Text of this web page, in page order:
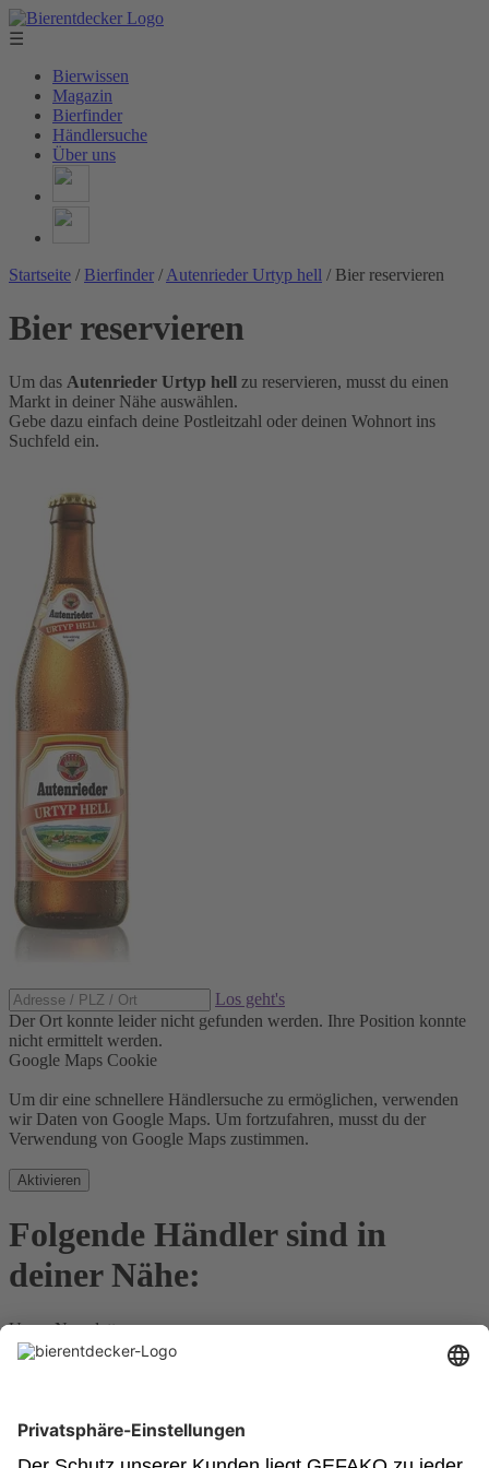
☰
Bierwissen
Magazin
Bierfinder
Händlersuche
Über uns
Startseite / Bierfinder / Autenrieder Urtyp hell / Bier reservieren
Bier reservieren
Um das Autenrieder Urtyp hell zu reservieren, musst du einen
Markt in deiner Nähe auswählen.
Gebe dazu einfach deine Postleitzahl oder deinen Wohnort ins
Suchfeld ein.
Los geht's
Der Ort konnte leider nicht gefunden werden. Ihre Position konnte
nicht ermittelt werden.
Google Maps Cookie
Um dir eine schnellere Händlersuche zu ermöglichen, verwenden
wir Daten von Google Maps. Um fortzufahren, musst du der
Verwendung von Google Maps zustimmen.
Aktivieren
Folgende Händler sind in
deiner Nähe:
Unser Newsletter
Für Bierkenner, Bierliebhaber, Bierneulinge - kurz, alle
Jetzt anmelden!
Impressum Datenschutz Barrierefrei
Newsletter